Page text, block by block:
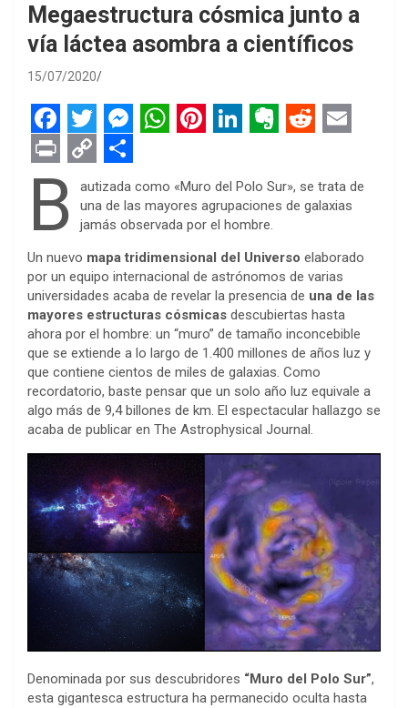
Megaestructura cósmica junto a
vía láctea asombra a científicos
15/07/2020
F
a
c
e
b
o
o
k
T
w
i
t
e
r
M
e
s
s
e
n
g
e
r
h
a
t
s
A
p
p
i
n
t
e
r
e
s
t
i
n
k
e
d
I
n
v
e
r
n
o
t
e
e
d
i
t
m
a
l
P
r
i
n
t
C
o
p
y
L
i
n
k
S
h
a
r
e
B
autizada como «Muro del Polo Sur», se trata de
una de las mayores agrupaciones de galaxias
jamás observada por el hombre.
Un nuevo mapa tridimensional del Universo elaborado
por un equipo internacional de astrónomos de varias
universidades acaba de revelar la presencia de una de las
mayores estructuras cósmicas descubiertas hasta
ahora por el hombre: un “muro” de tamaño inconcebible
que se extiende a lo largo de 1.400 millones de años luz y
que contiene cientos de miles de galaxias. Como
recordatorio, baste pensar que un solo año luz equivale a
algo más de 9,4 billones de km. El espectacular hallazgo se
acaba de publicar en The Astrophysical Journal.
Denominada por sus descubridores “Muro del Polo Sur”,
esta gigantesca estructura ha permanecido oculta hasta